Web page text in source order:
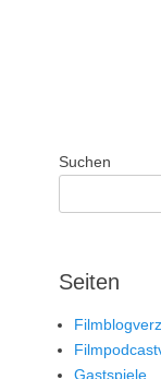
Suchen
Seiten
Gastspiele